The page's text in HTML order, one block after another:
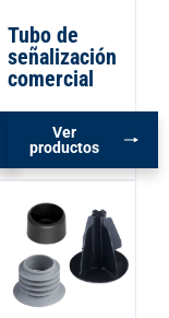
Tubo de
señalización
comercial
Ver
productos